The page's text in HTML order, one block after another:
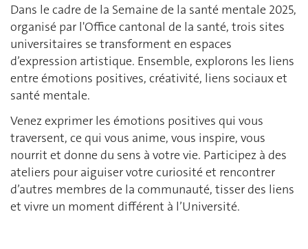
Dans le cadre de la Semaine de la santé mentale 2025,
organisé par l'Office cantonal de la santé, trois sites
universitaires se transforment en espaces
d’expression artistique. Ensemble, explorons les liens
entre émotions positives, créativité, liens sociaux et
santé mentale.
Venez exprimer les émotions positives qui vous
traversent, ce qui vous anime, vous inspire, vous
nourrit et donne du sens à votre vie. Participez à des
ateliers pour aiguiser votre curiosité et rencontrer
d’autres membres de la communauté, tisser des liens
et vivre un moment différent à l’Université.